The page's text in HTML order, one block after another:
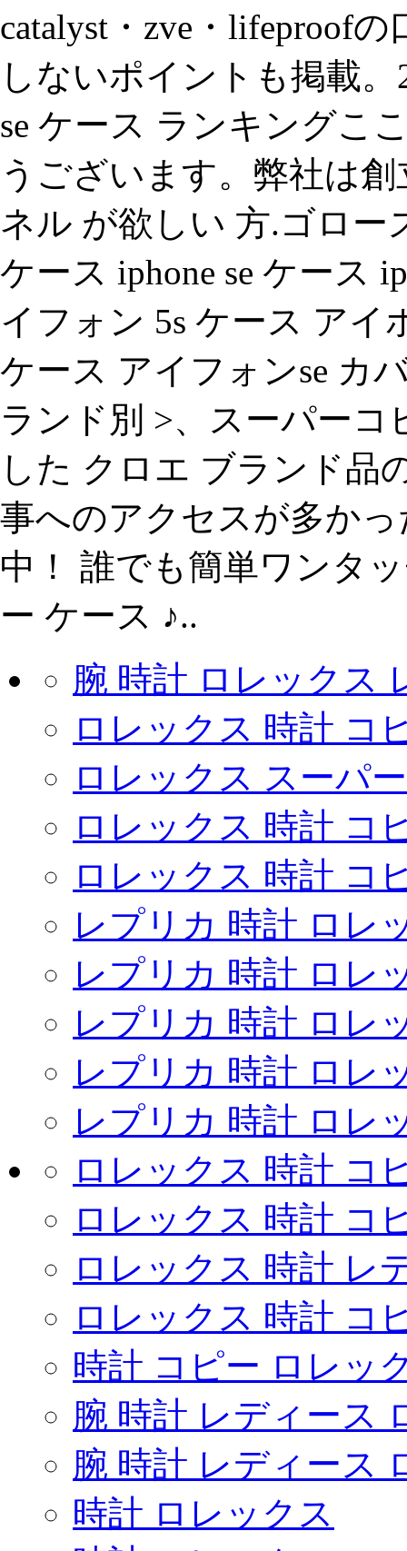
catalyst・zve・lifeproof
しないポイントも掲載。
se ケース ランキングこ
うございます。弊社は
ネル が欲しい 方.ゴロー
ケース iphone se ケース
イフォン 5s ケース アイ
ケース アイフォンse カ
ランド別 >、スーパー
した クロエ ブランド品
事へのアクセスが多かっ
中！ 誰でも簡単ワンタ
ー ケース ♪..
腕 時計 ロレックス
ロレックス 時計 コ
ロレックス スーパ
ロレックス 時計 コ
ロレックス 時計 コ
レプリカ 時計 ロレ
レプリカ 時計 ロレ
レプリカ 時計 ロレ
レプリカ 時計 ロレ
レプリカ 時計 ロレ
ロレックス 時計 コ
ロレックス 時計 コ
ロレックス 時計 レ
ロレックス 時計 コ
時計 コピー ロレッ
腕 時計 レディース
腕 時計 レディース
時計 ロレックス